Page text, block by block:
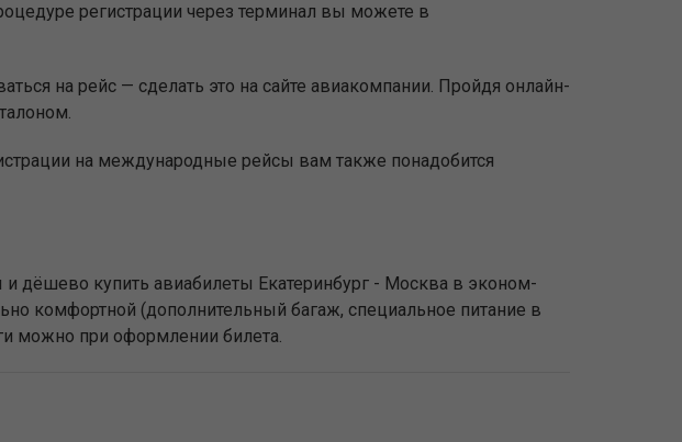
регистрации через терминал вы можете в
на рейс — сделать это на сайте авиакомпании. Пройдя онлайн-
на международные рейсы вам также понадобится
дёшево купить авиабилеты Екатеринбург - Москва в эконом-
комфортной (дополнительный багаж, специальное питание в
можно при оформлении билета.